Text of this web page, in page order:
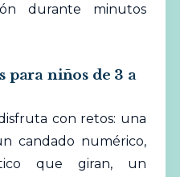
durante minutos
para niños de 3 a
con retos: una
candado numérico,
que giran, un